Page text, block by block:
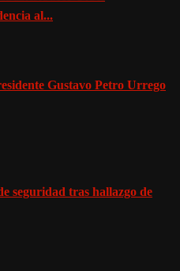
al...
Gustavo Petro Urrego
seguridad tras hallazgo de